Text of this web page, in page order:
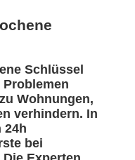
Schlüssel
Wohnungen,
verhindern. In
24h
bei